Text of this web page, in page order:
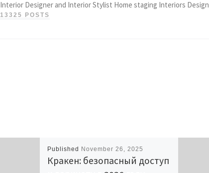
Interior Designer and Interior Stylist Home staging Interiors Design
13325 POSTS
Published November 26, 2025
Кракен: безопасный доступ